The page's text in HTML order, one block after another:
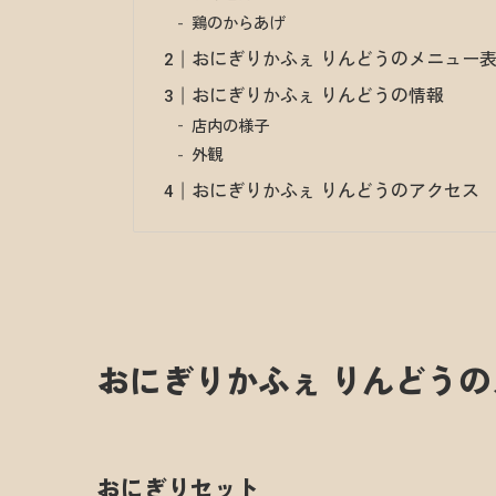
鶏のからあげ
おにぎりかふぇ りんどうのメニュー表
おにぎりかふぇ りんどうの情報
店内の様子
外観
おにぎりかふぇ りんどうのアクセス
おにぎりかふぇ りんどう
おにぎりセット